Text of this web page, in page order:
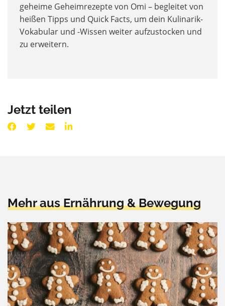
geheime Geheimrezepte von Omi – begleitet von
heißen Tipps und Quick Facts, um dein Kulinarik-
Vokabular und -Wissen weiter aufzustocken und
zu erweitern.
Jetzt teilen
Mehr aus Ernährung & Bewegung